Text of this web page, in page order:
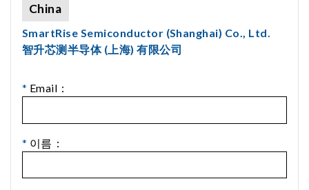
China
SmartRise Semiconductor (Shanghai) Co., Ltd.
智升芯测半导体 (上海) 有限公司
* Email：
* 이름：